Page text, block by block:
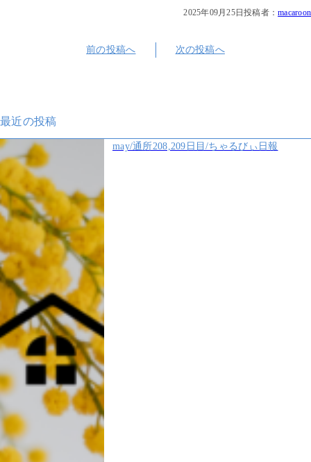
2025年09月25日投稿者：macaroon
前の投稿へ 次の投稿へ
最近の投稿
may/通所208,209日目/ちゃるびぃ日報